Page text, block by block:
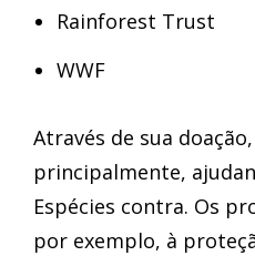
Rainforest Trust
WWF
Através de sua
principalmente,
Espécies contra. Os
por exemplo, à